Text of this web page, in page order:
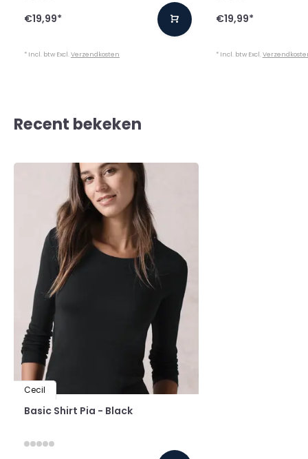
€19,99*
* Incl. btw Excl.Verzendkosten
€19,99*
* Incl. btw Excl.
Recent bekeken
Cecil
Basic Shirt Pia - Black